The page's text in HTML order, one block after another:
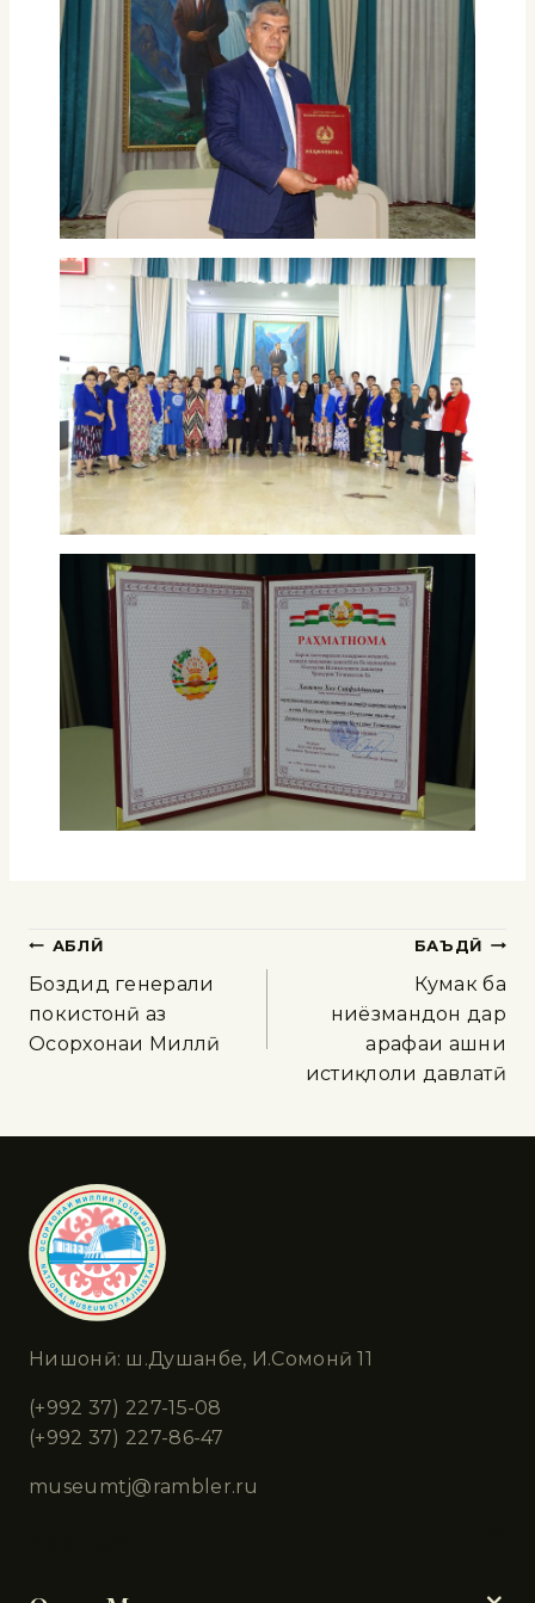
ҚАБЛӢ
Боздид генерали
покистонӣ аз
Осорхонаи Миллӣ
БАЪДӢ
Кумак ба
ниёзмандон дар
арафаи ҷашни
истиқлоли давлатӣ
Нишонӣ: ш.Душанбе, И.Сомонӣ 11
(+992 37) 227-15-08
(+992 37) 227-86-47
museumtj@rambler.ru